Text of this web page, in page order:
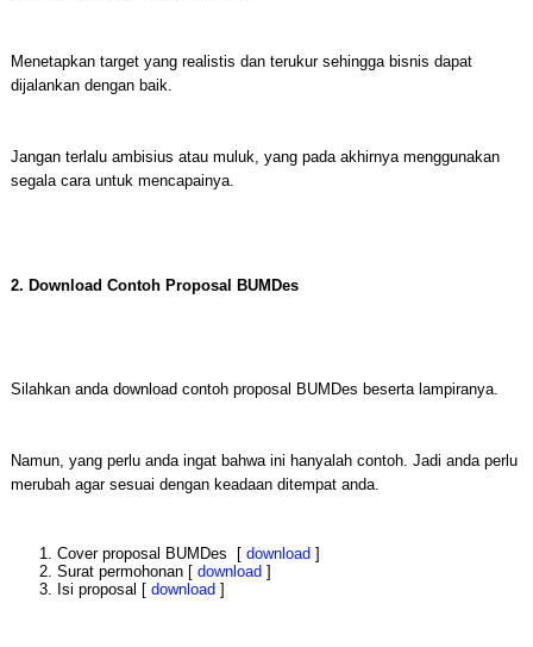
Menetapkan target yang realistis dan terukur sehingga bisnis dapat
dijalankan dengan baik.
Jangan terlalu ambisius atau muluk, yang pada akhirnya menggunakan
segala cara untuk mencapainya.
2. Download Contoh Proposal BUMDes
Silahkan anda download contoh proposal BUMDes beserta lampiranya.
Namun, yang perlu anda ingat bahwa ini hanyalah contoh. Jadi anda perlu
merubah agar sesuai dengan keadaan ditempat anda.
Cover proposal BUMDes [ download ]
Surat permohonan [ download ]
Isi proposal [ download ]